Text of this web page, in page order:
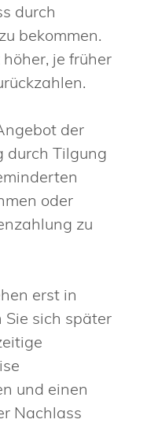
durch
bekommen.
je früher
der
durch Tilgung
oder
zu
erst in
Sie sich später
und einen
Nachlass